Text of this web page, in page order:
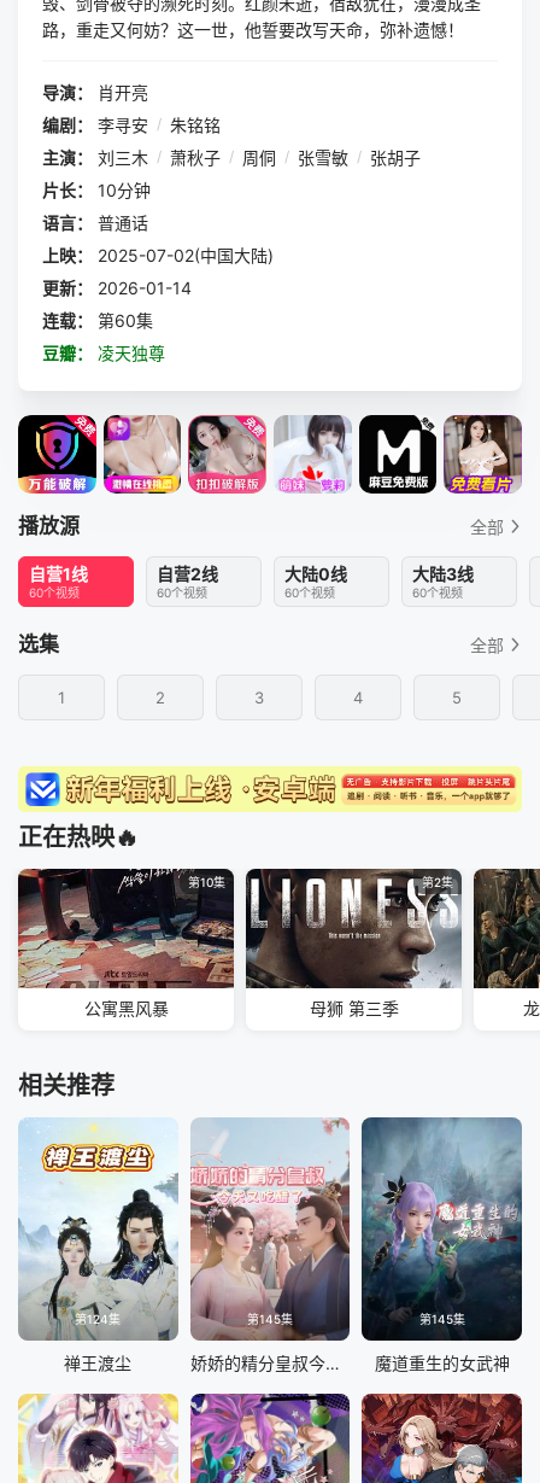
路，重走又何妨？这一世，他誓要改写天命，弥补遗憾！
导演：
肖开亮
编剧：
李寻安 / 朱铭铭
主演：
刘三木 / 萧秋子 / 周侗 / 张雪敏 / 张胡子
片长：
10分钟
语言：
普通话
上映：
2025-07-02(中国大陆)
更新：
2026-01-14
连载：
第60集
豆瓣：
凌天独尊
播放源 全部
自营1线
60个视频
自营2线
60个视频
大陆0线
60个视频
大陆3线
60个视频
选集 全部
1 2 3 4 5
正在热映🔥
第10集
公寓黑风暴
第2集
母狮 第三季
相关推荐
第124集
禅王渡尘
第145集
娇娇的精分皇叔今天又吃醋了
第145集
魔道重生的女武神